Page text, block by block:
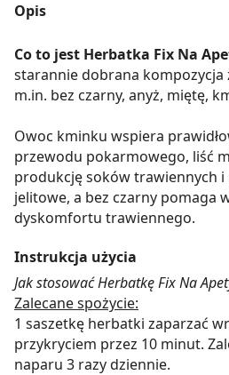
Opis
Co to jest Herbatka Fix Na
starannie dobrana kompozycja
m.in. bez czarny, anyż, miętę,
Owoc kminku wspiera
przewodu pokarmowego, liść
produkcję soków trawiennych i
jelitowe, a bez czarny pomaga
dyskomfortu trawiennego.
Instrukcja użycia
Jak stosować Herbatkę Fix Na
Zalecane spożycie:
1 saszetkę herbatki zaparzać
przykryciem przez 10 minut.
naparu 3 razy dziennie.